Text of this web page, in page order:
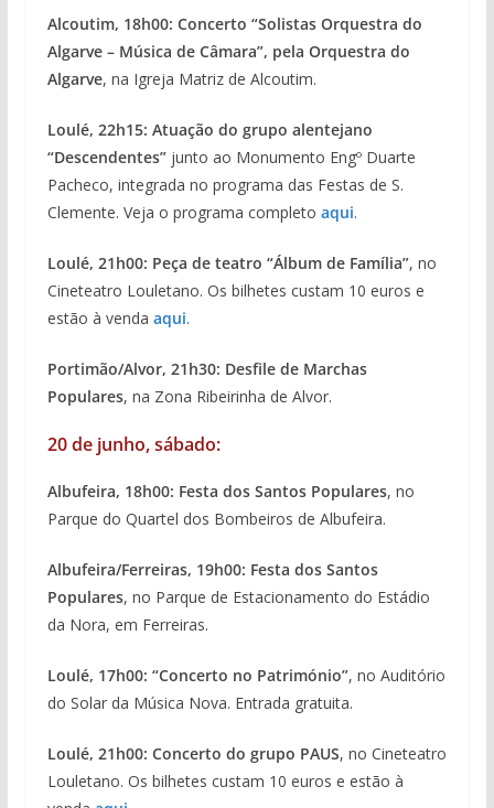
Alcoutim, 18h00: Concerto “Solistas Orquestra do
Algarve – Música de Câmara”, pela Orquestra do
Algarve, na Igreja Matriz de Alcoutim.
Loulé, 22h15: Atuação do grupo alentejano
“Descendentes” junto ao Monumento Engº Duarte
Pacheco, integrada no programa das Festas de S.
Clemente. Veja o programa completo aqui.
Loulé, 21h00: Peça de teatro “Álbum de Família”, no
Cineteatro Louletano. Os bilhetes custam 10 euros e
estão à venda aqui.
Portimão/Alvor, 21h30: Desfile de Marchas
Populares, na Zona Ribeirinha de Alvor.
20 de junho, sábado:
Albufeira, 18h00: Festa dos Santos Populares, no
Parque do Quartel dos Bombeiros de Albufeira.
Albufeira/Ferreiras, 19h00: Festa dos Santos
Populares, no Parque de Estacionamento do Estádio
da Nora, em Ferreiras.
Loulé, 17h00: “Concerto no Património”, no Auditório
do Solar da Música Nova. Entrada gratuita.
Loulé, 21h00: Concerto do grupo PAUS, no Cineteatro
Louletano. Os bilhetes custam 10 euros e estão à